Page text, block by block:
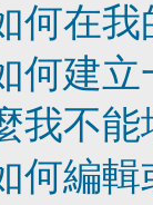
何在
何建立
我不
何編